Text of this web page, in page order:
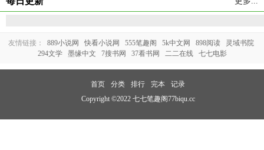
友情链接： 889小说网 快看小说网 555笔趣阁 5k中文网 898阅读
灵域书院
294文学
墨缘中文 7搜书网 37看书网 二二在线 七七电影
首页 分类 排行 完本
记录
Copyright ©2022 七七笔趣阁77biqu.cc